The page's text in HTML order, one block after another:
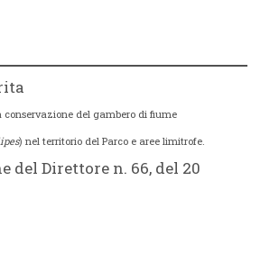
del gambero di fiume
) nel territorio del Parco e aree limitrofe.
del Direttore n. 66, del 20